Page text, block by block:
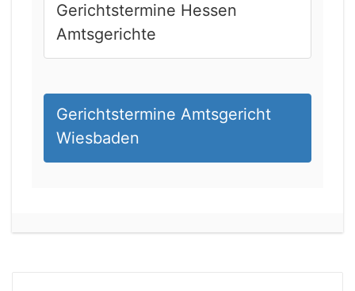
Gerichtstermine Hessen
Amtsgerichte
Gerichtstermine Amtsgericht
Wiesbaden
19.08.2026 14:00 Uhr